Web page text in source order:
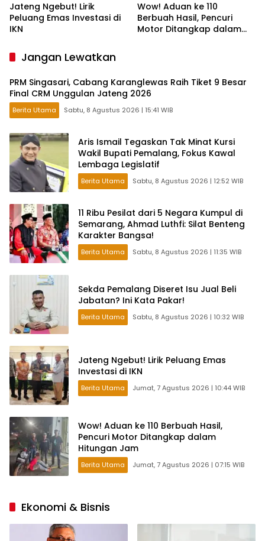
Jateng Ngebut! Lirik
Peluang Emas Investasi di
IKN
Wow! Aduan ke 110
Berbuah Hasil, Pencuri
Motor Ditangkap dalam
Jangan Lewatkan
PRM Singasari, Cabang Karanglewas Raih Tiket 9 Besar
Final CRM Unggulan Jateng 2026
Berita Utama Sabtu, 8 Agustus 2026 | 15:41 WIB
Aris Ismail Tegaskan Tak Minat Kursi
Wakil Bupati Pemalang, Fokus Kawal
Lembaga Legislatif
Berita Utama Sabtu, 8 Agustus 2026 | 12:52 WIB
11 Ribu Pesilat dari 5 Negara Kumpul di
Semarang, Ahmad Luthfi: Silat Benteng
Karakter Bangsa!
Berita Utama Sabtu, 8 Agustus 2026 | 11:35 WIB
Sekda Pemalang Diseret Isu Jual Beli
Jabatan? Ini Kata Pakar!
Berita Utama Sabtu, 8 Agustus 2026 | 10:32 WIB
Jateng Ngebut! Lirik Peluang Emas
Investasi di IKN
Berita Utama Jumat, 7 Agustus 2026 | 10:44 WIB
Wow! Aduan ke 110 Berbuah Hasil,
Pencuri Motor Ditangkap dalam
Hitungan Jam
Berita Utama Jumat, 7 Agustus 2026 | 07:15 WIB
Ekonomi & Bisnis